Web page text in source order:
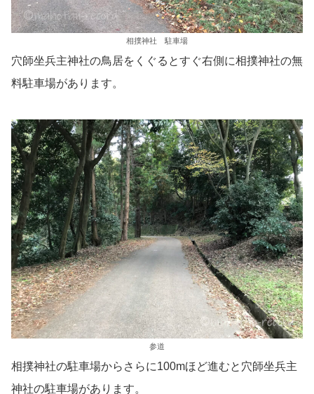
相撲神社 駐車場
穴師坐兵主神社の鳥居をくぐるとすぐ右側に相撲神社の無
料駐車場があります。
参道
相撲神社の駐車場からさらに100mほど進むと穴師坐兵主
神社の駐車場があります。